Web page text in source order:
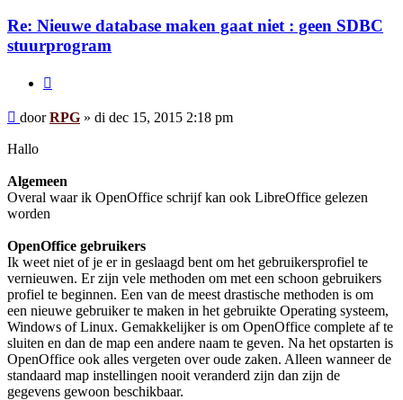
Re: Nieuwe database maken gaat niet : geen SDBC
stuurprogram
Bericht
doorRPG » di dec 15, 2015 2:18 pm
Hallo
Algemeen
Overal waar ik OpenOffice schrijf kan ook LibreOffice gelezen
worden
OpenOffice gebruikers
Ik weet niet of je er in geslaagd bent om het gebruikersprofiel te
vernieuwen. Er zijn vele methoden om met een schoon gebruikers
profiel te beginnen. Een van de meest drastische methoden is om
een nieuwe gebruiker te maken in het gebruikte Operating systeem,
Windows of Linux. Gemakkelijker is om OpenOffice complete af te
sluiten en dan de map een andere naam te geven. Na het opstarten is
OpenOffice ook alles vergeten over oude zaken. Alleen wanneer de
standaard map instellingen nooit veranderd zijn dan zijn de
gegevens gewoon beschikbaar.